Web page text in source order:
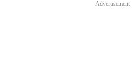
Advertisement